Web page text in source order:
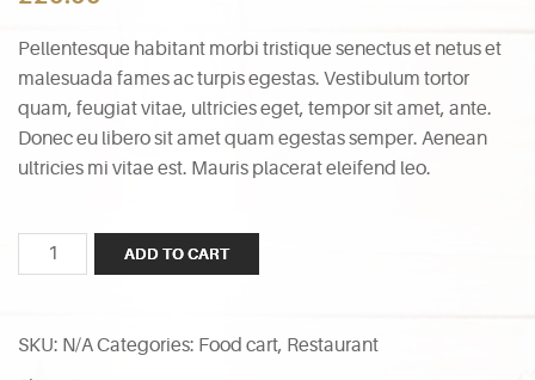
based on
ratings
Pellentesque habitant morbi tristique senectus et netus et
malesuada fames ac turpis egestas. Vestibulum tortor
quam, feugiat vitae, ultricies eget, tempor sit amet, ante.
Donec eu libero sit amet quam egestas semper. Aenean
ultricies mi vitae est. Mauris placerat eleifend leo.
Quantity ADD TO CART
SKU: N/ACategories: Food cart, Restaurant